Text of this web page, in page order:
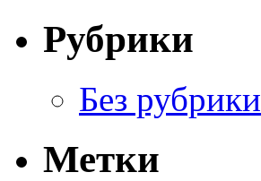
Рубрики
Без рубрики
Метки